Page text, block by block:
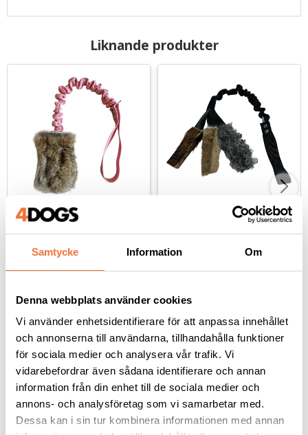
Samtycke Information Om
Denna webbplats använder cookies
Vi använder enhetsidentifierare för att anpassa innehållet
och annonserna till användarna, tillhandahålla funktioner
för sociala medier och analysera vår trafik. Vi
vidarebefordrar även sådana identifierare och annan
information från din enhet till de sociala medier och
annons- och analysföretag som vi samarbetar med.
Dessa kan i sin tur kombinera informationen med annan
Liknande produkter
Bistos Nova med
kaninskinn och
expander - rosa
Längd ca 50 cm
239kr
Bistos Bläckfisken
träningsleksak - svart
379kr
Andra köpte även